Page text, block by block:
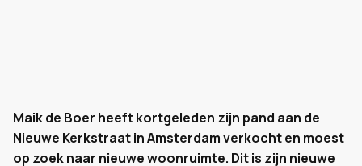
Maik de Boer heeft kortgeleden zijn pand aan de
Nieuwe Kerkstraat in Amsterdam verkocht en moest
op zoek naar nieuwe woonruimte. Dit is zijn nieuwe